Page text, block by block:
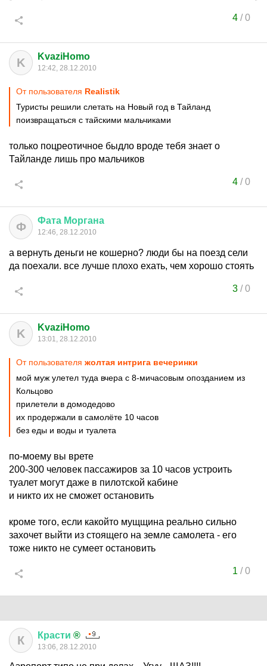
4/0
K KvaziHomo
12:42, 28.12.2010
От пользователя Realistik
Туристы решили слетать на Новый год в Тайланд
поизвращаться с тайскими мальчиками
только поцреотичное быдло вроде тебя знает о
Тайланде лишь про мальчиков
4/0
Ф Фата Моргана
12:46, 28.12.2010
а вернуть деньги не кошерно? люди бы на поезд сели
да поехали. все лучше плохо ехать, чем хорошо стоять
3/0
K KvaziHomo
13:01, 28.12.2010
От пользователя жолтая интрига вечеринки
мой муж улетел туда вчера с 8-мичасовым опозданием из
Кольцово
прилетели в домодедово
их продержали в самолёте 10 часов
без еды и воды и туалета
по-моему вы врете
200-300 человек пассажиров за 10 часов устроить
туалет могут даже в пилотской кабине
и никто их не сможет остановить
кроме того, если какойто мущщина реально сильно
захочет выйти из стоящего на земле самолета - его
тоже никто не сумеет остановить
1 /0
К Красти ®
13:06, 28.12.2010